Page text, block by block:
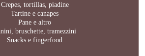
Crepes, tortillas, piadine
Tartine e canapes
Pane e altro
bruschette, tramezzini
Snacks e fingerfood